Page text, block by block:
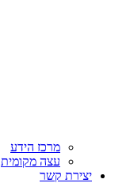
מרכז הידע
עצה מקומית
יצירת קשר